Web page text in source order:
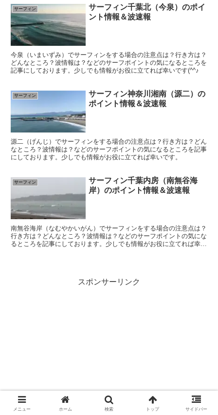
サーフィン
サーフィン千葉北（今泉）のポイ
ント情報＆波速報
今泉（いまいずみ）でサーフィンをする場合の注意点は？行き方は？
どんなところ？波情報は？などのサーフポイントの気になるところを
記事にしております。少しでも情報がお役に立てれば幸いです(^^♪
サーフィン
サーフィン神奈川湘南（源二）の
ポイント情報＆波速報
源二（げんじ）でサーフィンをする場合の注意点は？行き方は？どん
なところ？波情報は？などのサーフポイントの気になるところを記事
にしております。少しでも情報がお役に立てれば幸いです。
サーフィン
サーフィン千葉内房（南無谷海
岸）のポイント情報＆波速報
南無谷海岸（なむやかいがん）でサーフィンをする場合の注意点は？
行き方は？どんなところ？波情報は？などのサーフポイントの気にな
るところを記事にしております。少しでも情報がお役に立てれば幸い
スポンサーリンク
メニュー ホーム 検索 トップ サイドバー